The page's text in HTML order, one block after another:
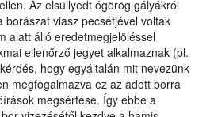
Az elsüllyedt ógörög gályákról
viasz pecsétjével voltak
alatt álló eredetmegjelöléssel
ellenőrző jegyet alkalmaznak (pl.
hogy egyáltalán mit nevezünk
megfogalmazva ez az adott borra
megsértése. Így ebbe a